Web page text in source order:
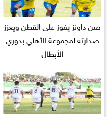
صن داونز يفوز على القطن ويعزز
صدارته لمجموعة الأهلي بدوري
الأبطال